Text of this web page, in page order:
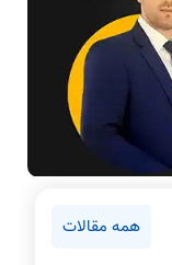
همه مقالات